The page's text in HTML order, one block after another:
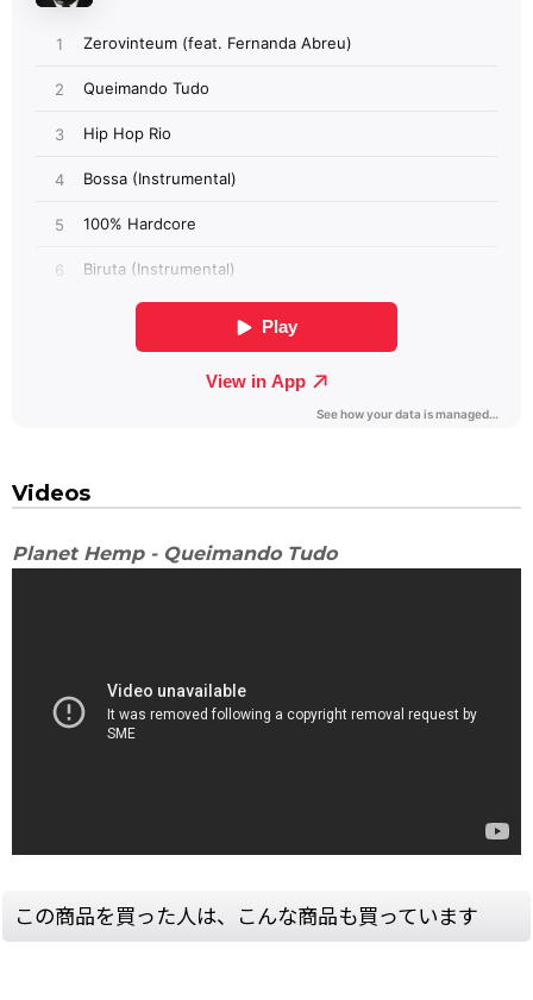
Videos
Planet Hemp - Queimando Tudo
この商品を買った人は、こんな商品も買っています